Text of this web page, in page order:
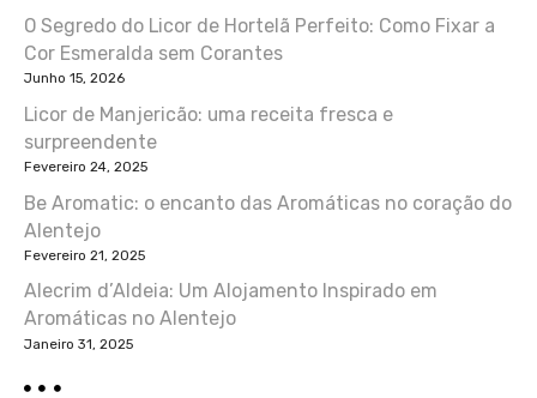
ã
o
d
e
a
r
t
O Segredo do Licor de Hortelã Perfeito: Como Fixar a
Cor Esmeralda sem Corantes
Junho 15, 2026
Licor de Manjericão: uma receita fresca e
surpreendente
Fevereiro 24, 2025
Be Aromatic: o encanto das Aromáticas no coração do
Alentejo
Fevereiro 21, 2025
Alecrim d’Aldeia: Um Alojamento Inspirado em
Aromáticas no Alentejo
Janeiro 31, 2025